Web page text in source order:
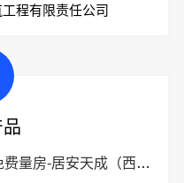
程有限责任公司
（西安）建筑工程有限责任公司